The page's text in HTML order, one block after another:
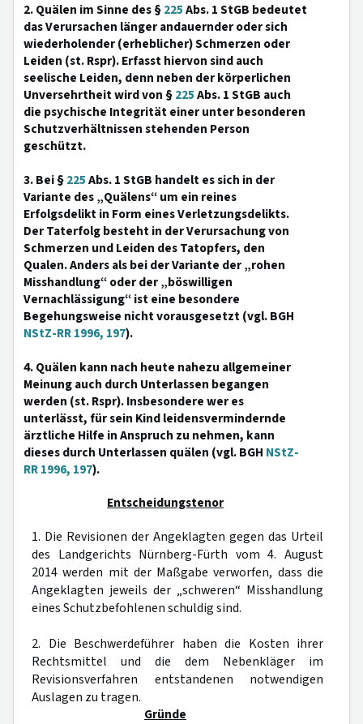
2. Quälen im Sinne des §225Abs. 1 StGB bedeutet
das Verursachen länger andauernder oder sich
wiederholender (erheblicher) Schmerzen oder
Leiden (st. Rspr). Erfasst hiervon sind auch
seelische Leiden, denn neben der körperlichen
Unversehrtheit wird von §225Abs. 1 StGB auch
die psychische Integrität einer unter besonderen
Schutzverhältnissen stehenden Person
geschützt.
3. Bei §225Abs. 1 StGB handelt es sich in der
Variante des „Quälens“ um ein reines
Erfolgsdelikt in Form eines Verletzungsdelikts.
Der Taterfolg besteht in der Verursachung von
Schmerzen und Leiden des Tatopfers, den
Qualen. Anders als bei der Variante der „rohen
Misshandlung“ oder der „böswilligen
Vernachlässigung“ ist eine besondere
Begehungsweise nicht vorausgesetzt (vgl. BGH
NStZ-RR 1996, 197).
4. Quälen kann nach heute nahezu allgemeiner
Meinung auch durch Unterlassen begangen
werden (st. Rspr). Insbesondere wer es
unterlässt, für sein Kind leidensvermindernde
ärztliche Hilfe in Anspruch zu nehmen, kann
dieses durch Unterlassen quälen (vgl. BGH NStZ-
RR 1996, 197).
Entscheidungstenor
1. Die Revisionen der Angeklagten gegen das Urteil
des Landgerichts Nürnberg-Fürth vom 4. August
2014 werden mit der Maßgabe verworfen, dass die
Angeklagten jeweils der „schweren“ Misshandlung
eines Schutzbefohlenen schuldig sind.
2. Die Beschwerdeführer haben die Kosten ihrer
Rechtsmittel und die dem Nebenkläger im
Revisionsverfahren entstandenen notwendigen
Auslagen zu tragen.
Gründe